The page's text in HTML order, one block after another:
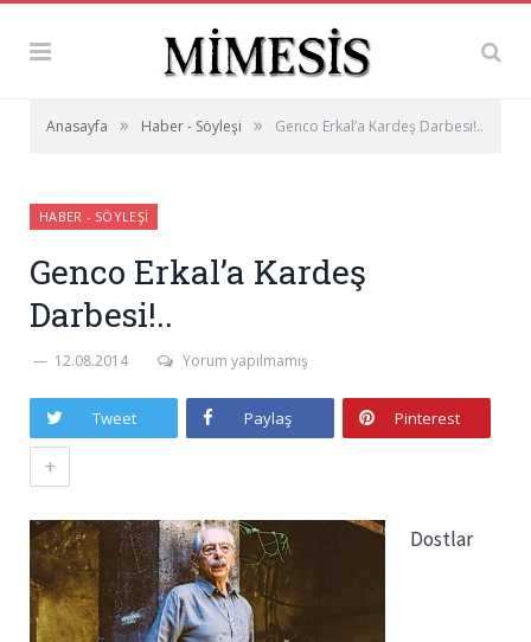
Anasayfa » Haber - Söyleşi » Genco Erkal’a Kardeş Darbesi!..
HABER - SÖYLEŞI
Genco Erkal’a Kardeş
Darbesi!..
12.08.2014 Yorum yapılmamış
Tweet Paylaş Pinterest
+
Dostlar